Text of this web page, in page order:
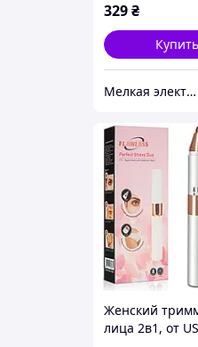
329₴
Купить
Мелкая электроника и посуда для вашего дома
Женский
лица 2в1, от